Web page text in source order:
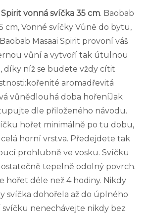
Spirit vonná svíčka 35 cm. Baobab
cm, Vonné svíčky Vůně do bytu,
Masaai Spirit provoní váš
vůní a vytvoří tak útulnou
díky níž se budete vždy cítit
aromadřevitá
vůnědlouhá doba hořeníJak
dle přiloženého návodu.
hořet minimálně po tu dobu,
horní vrstva. Předejdete tak
prohlubně ve vosku. Svíčku
tepelně odolný povrch.
hořet déle než 4 hodiny. Nikdy
svíčka dohořela až do úplného
svíčku nenechávejte nikdy bez